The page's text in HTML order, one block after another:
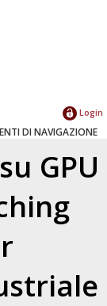
Login
DI NAVIGAZIONE
GPU